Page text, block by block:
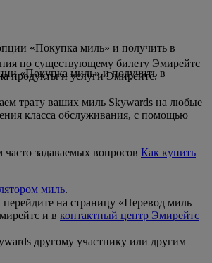
«Покупка миль» и получить в
«Покупка миль» и получить в
по существующему билету Эмирейтс
продукты и услуги Эмирейтс.
трату ваших миль Skywards на любые
класса обслуживания, с помощью
задаваемых вопросов Как купить
миль.
перейдите на страницу «Перевод миль
и в контактный центр Эмирейтс
другому участнику или другим